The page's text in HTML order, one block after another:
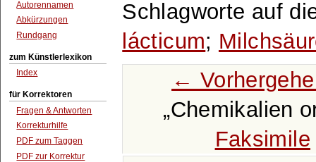
Autorennamen
Abkürzungen
Rundgang
zum Künstlerlexikon
Index
für Korrektoren
Fragen & Antworten
Korrekturhilfe
PDF zum Taggen
PDF zur Korrektur
Schlagworte auf
lácticum;
←
Chemikalien
Faksimile